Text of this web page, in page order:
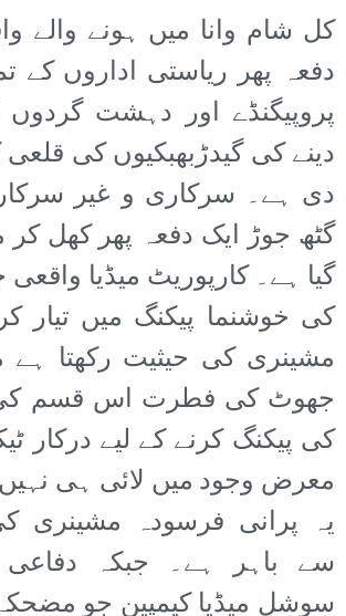
کل شام وانا میں ہونے والے
دفعہ پھر ریاستی اداروں کے
پروپیگنڈے اور دہشت
دینے کی گیدڑبھبکیوں کی
دی ہے۔ سرکاری و غیر
گٹھ جوڑ ایک دفعہ پھر کھل کر
گیا ہے۔ کارپوریٹ میڈیا
کی خوشنما پیکنگ میں تیار
مشینری کی حیثیت رکھتا
جھوٹ کی فطرت اس قسم
کی پیکنگ کرنے کے لیے درکار
معرض وجود میں لائی ہی
یہ پرانی فرسودہ مشینری
سے باہر ہے۔ جبکہ
سوشل میڈیا کیمپین جو